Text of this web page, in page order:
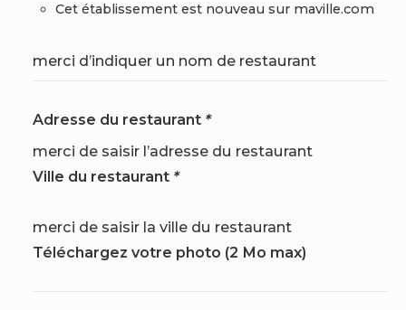
Cet établissement est nouveau sur maville.com
merci d’indiquer un nom de restaurant
Adresse du restaurant *
merci de saisir l’adresse du restaurant
Ville du restaurant *
merci de saisir la ville du restaurant
Téléchargez votre photo (2 Mo max)